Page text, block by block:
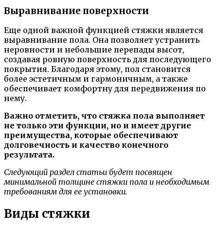
Выравнивание поверхности
Еще одной важной функцией стяжки является
выравнивание пола. Она позволяет устранить
неровности и небольшие перепады высот,
создавая ровную поверхность для последующего
покрытия. Благодаря этому, пол становится
более эстетичным и гармоничным, а также
обеспечивает комфортну для передвижения по
нему.
Важно отметить, что стяжка пола выполняет
не только эти функции, но и имеет другие
преимущества, которые обеспечивают
долговечность и качество конечного
результата.
Следующий раздел статьи будет посвящен
минимальной толщине стяжки пола и необходимым
требованиям для ее установки.
Виды стяжки